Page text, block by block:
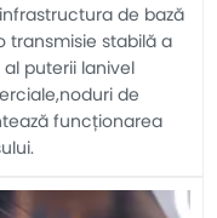
de bază
transmisie stabilă a
puterii lanivel
de
funcționarea